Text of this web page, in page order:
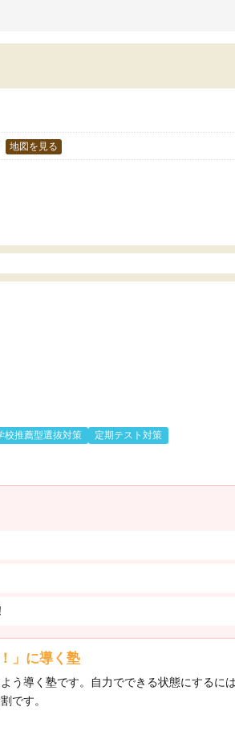
めできる塾だと思います。
近くに自分の担
いるので分から
地図を見る
校推薦型選抜対策 定期テスト対策
」に導く塾
導く塾です。自力でできる状態にするに
です。